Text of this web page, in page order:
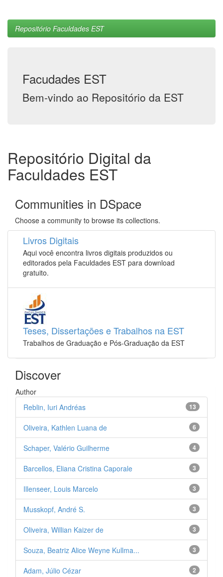
Repositório Faculdades EST
Facudades EST
Bem-vindo ao Repositório da EST
Repositório Digital da
Faculdades EST
Communities in DSpace
Choose a community to browse its collections.
Livros Digitais
Aqui você encontra livros digitais produzidos ou
editorados pela Faculdades EST para download
gratuito.
Teses, Dissertações e Trabalhos na EST
Trabalhos de Graduação e Pós-Graduação da EST
Discover
Author
13
Reblin, Iuri Andréas
6
Oliveira, Kathlen Luana de
4
Schaper, Valério Guilherme
3
Barcellos, Eliana Cristina Caporale
3
Illenseer, Louis Marcelo
3
Musskopf, André S.
3
Oliveira, Willian Kaizer de
3
Souza, Beatriz Alice Weyne Kullma...
2
Adam, Júlio Cézar